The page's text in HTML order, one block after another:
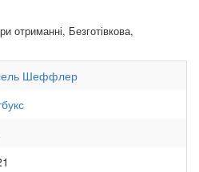
отриманні, Безготівкова,
Шеффлер